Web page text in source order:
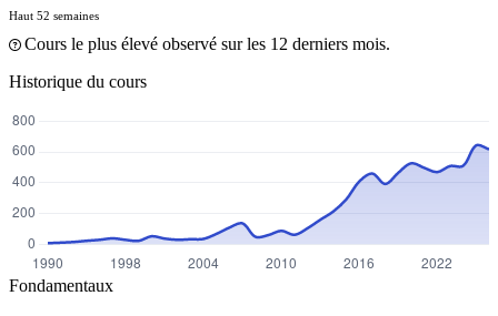
Haut 52 semaines
Cours le plus élevé observé sur les 12 derniers mois.
Historique du cours
Fondamentaux